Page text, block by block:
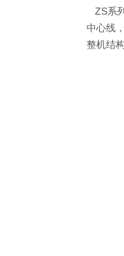
ZS系
中心线
整机结